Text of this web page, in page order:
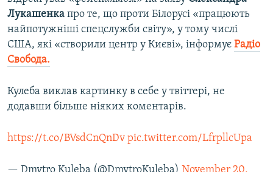
Усі сайти RFE/RL
Лукашенка про те, що проти Білорусі «працюють
найпотужніші спецслужби світу», у тому числі
США, які «створили центр у Києві», інформує Радіо
Свобода.
Кулеба виклав картинку в себе у твіттері, не
додавши більше ніяких коментарів.
https://t.co/BVsdCnQnDv pic.twitter.com/LfrpllcUpa